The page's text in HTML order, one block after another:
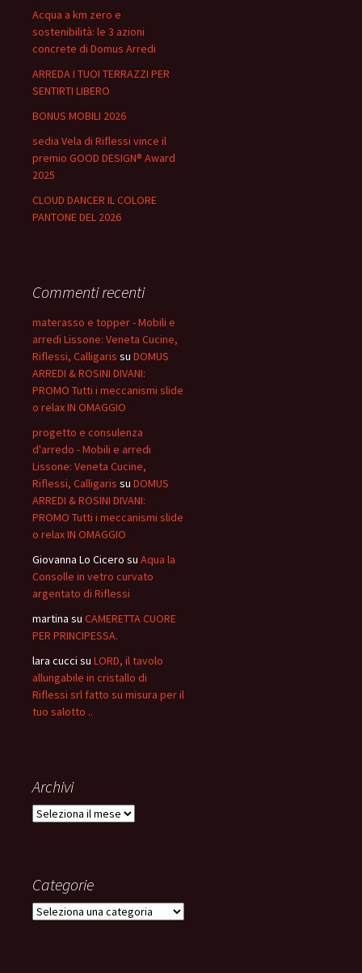
Acqua a km zero e
sostenibilità: le 3 azioni
concrete di Domus Arredi
ARREDA I TUOI TERRAZZI PER
SENTIRTI LIBERO
BONUS MOBILI 2026
sedia Vela di Riflessi vince il
premio GOOD DESIGN® Award
2025
CLOUD DANCER IL COLORE
PANTONE DEL 2026
Commenti recenti
materasso e topper - Mobili e
arredi Lissone: Veneta Cucine,
Riflessi, Calligaris su DOMUS
ARREDI & ROSINI DIVANI:
PROMO Tutti i meccanismi slide
o relax IN OMAGGIO
progetto e consulenza
d'arredo - Mobili e arredi
Lissone: Veneta Cucine,
Riflessi, Calligaris su DOMUS
ARREDI & ROSINI DIVANI:
PROMO Tutti i meccanismi slide
o relax IN OMAGGIO
Giovanna Lo Cicero su Aqua la
Consolle in vetro curvato
argentato di Riflessi
martina su CAMERETTA CUORE
PER PRINCIPESSA.
lara cucci su LORD, il tavolo
allungabile in cristallo di
Riflessi srl fatto su misura per il
tuo salotto ..
Archivi
Archivi
Categorie
Categorie